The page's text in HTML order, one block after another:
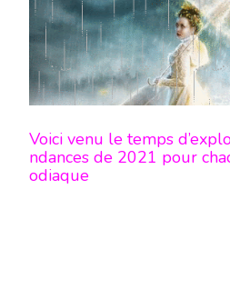
AIDE
TOI
,
LE
CIEL
Voici venu le temps
ndances de 2021 pour
odiaque